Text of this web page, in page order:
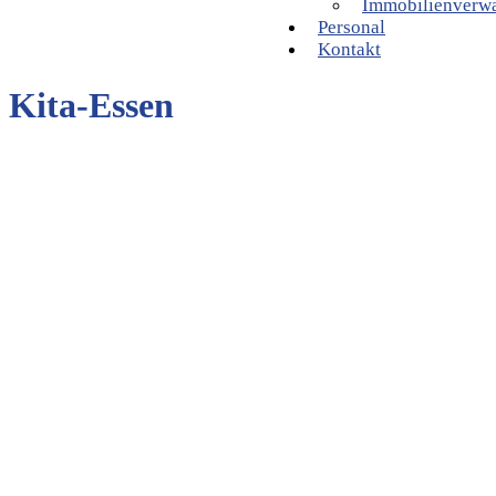
Personal
Kontakt
Kita-Essen